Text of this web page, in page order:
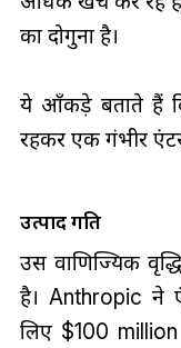
का दोगुना है।
ये आँकड़े बताते हैं कि
रहकर एक गंभीर
उत्पाद गति
उस वाणिज्यिक
है। Anthropic ने
लिए $100 million